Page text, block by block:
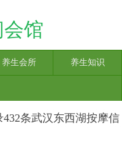
馆
养生会所 养生知识
条武汉东西湖按摩信